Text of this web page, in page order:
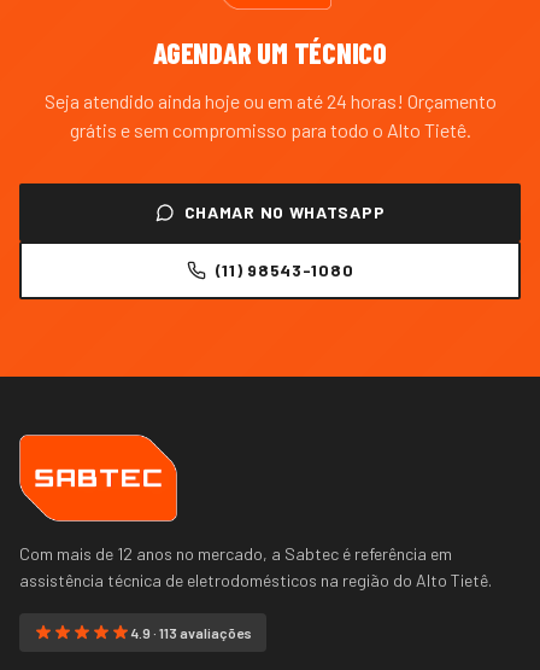
AGENDAR UM TÉCNICO
Seja atendido ainda hoje ou em até 24 horas! Orçamento
grátis e sem compromisso para todo o Alto Tietê.
CHAMAR NO WHATSAPP
(11) 98543-1080
Com mais de 12 anos no mercado, a Sabtec é referência em
assistência técnica de eletrodomésticos na região do Alto Tietê.
4.9 · 113 avaliações